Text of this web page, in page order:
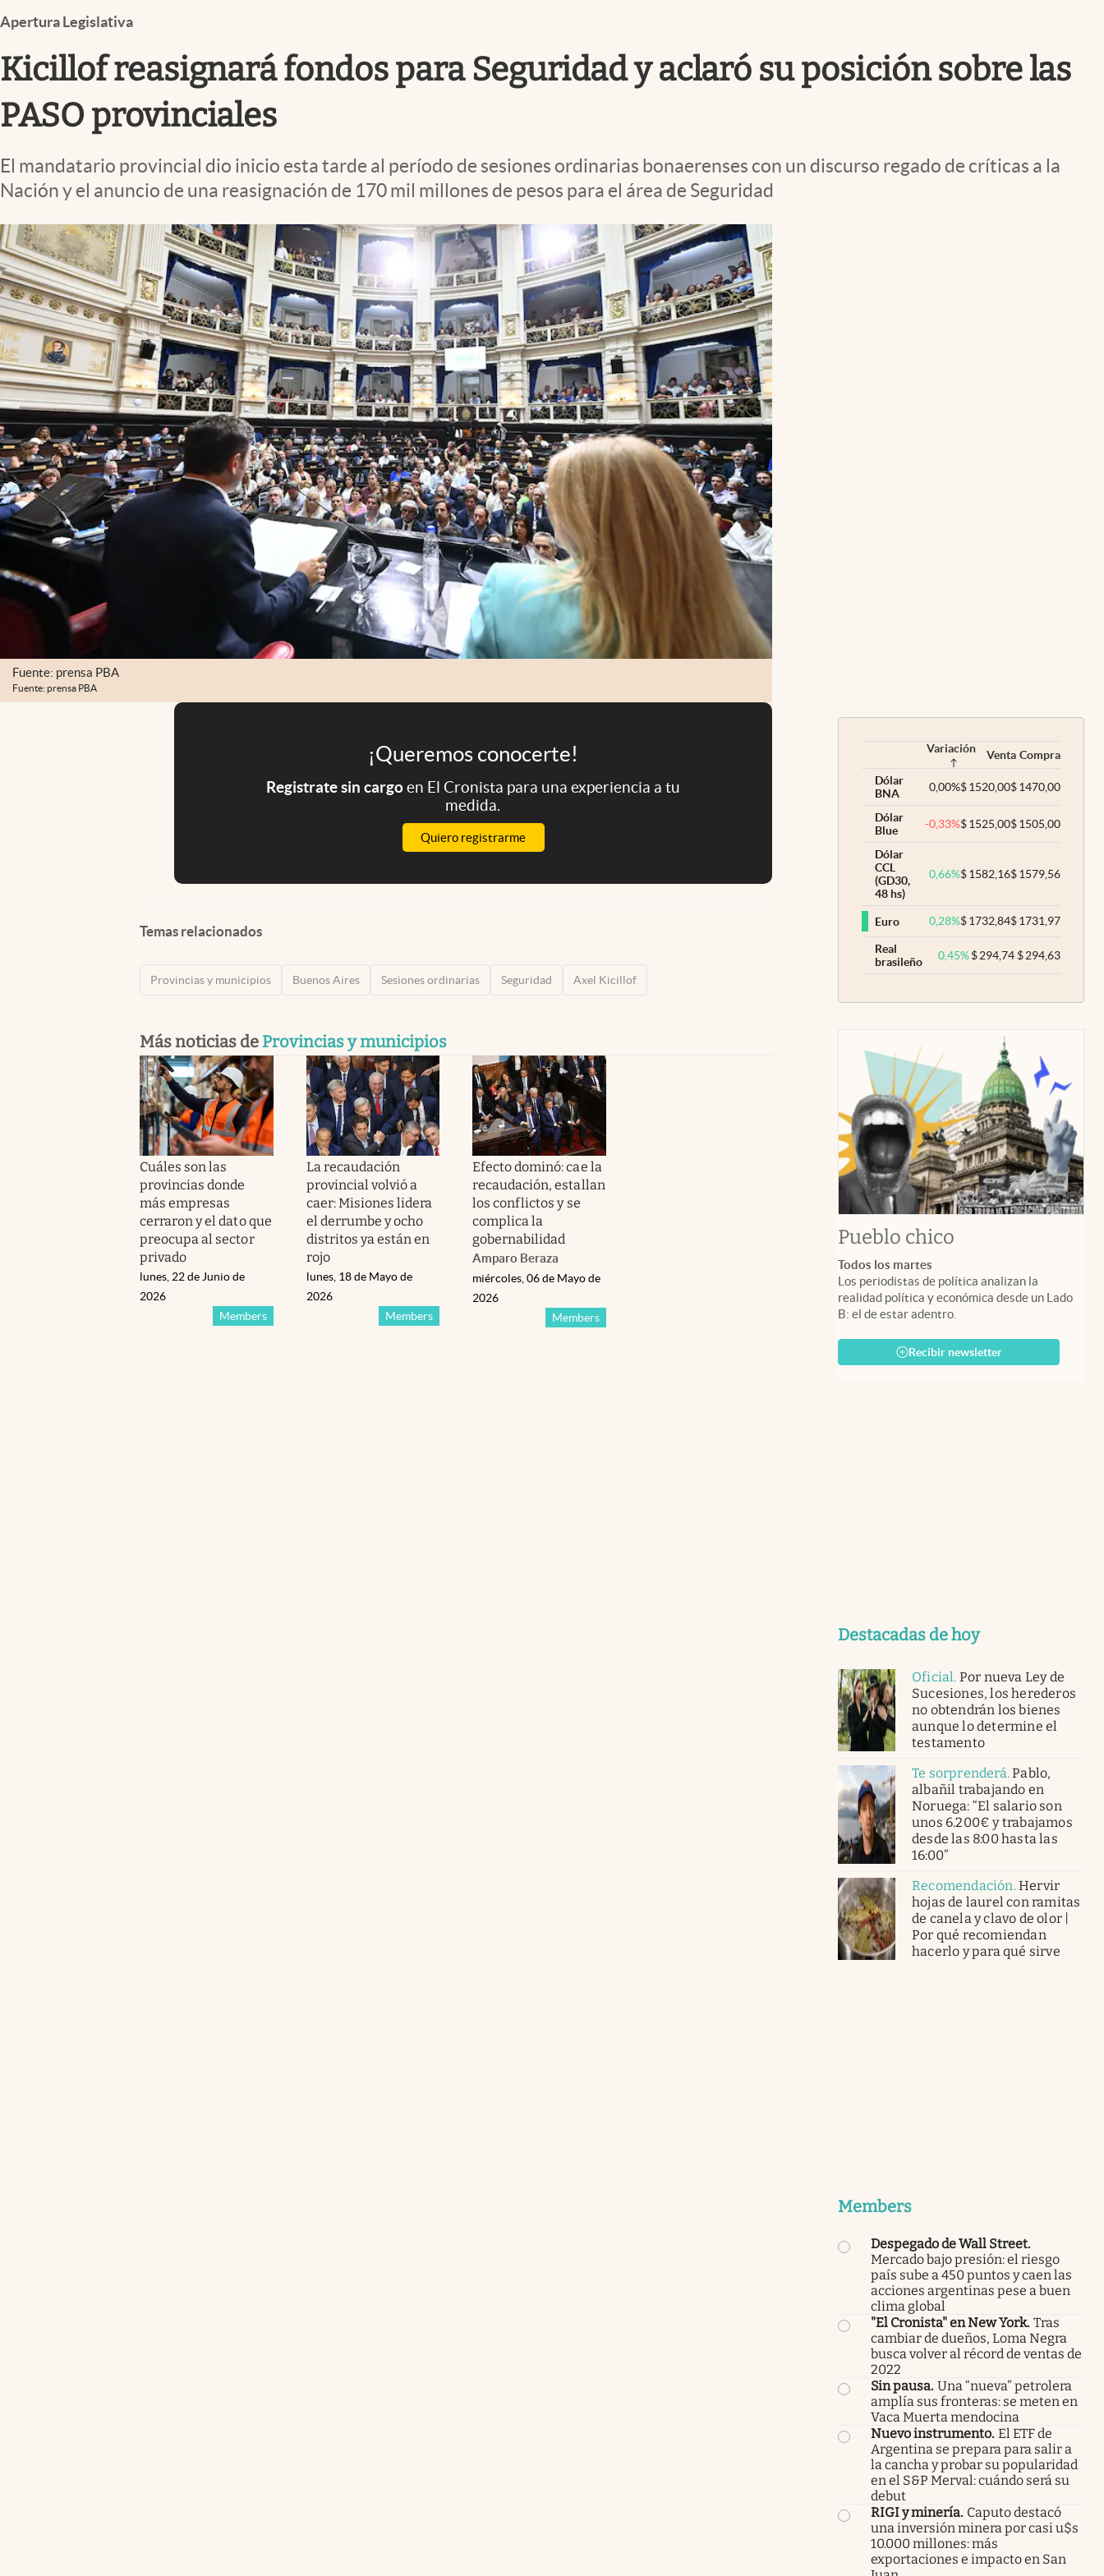
Clima
Mundial 2026
Eventos Corporativos
El Cronista Studio
Mediakit
abre en nueva pestaña
Apertura Legislativa
Kicillof reasignará fondos para Seguridad y aclaró su posición sobre las
PASO provinciales
El mandatario provincial dio inicio esta tarde al período de sesiones ordinarias bonaerenses con un discurso regado de críticas a la
Nación y el anuncio de una reasignación de 170 mil millones de pesos para el área de Seguridad
Fuente: prensa PBA
Fuente: prensa PBA
¡Queremos conocerte!
Registrate sin cargoen El Cronista para una experiencia a tu
medida.
Quiero registrarme
Temas relacionados
Provincias y municipios Buenos Aires Sesiones ordinarias Seguridad Axel Kicillof
Más noticias de Provincias y municipios
Cuáles son las
provincias donde
más empresas
cerraron y el dato que
preocupa al sector
privado
Members
lunes, 22 de Junio de
2026
La recaudación
provincial volvió a
caer: Misiones lidera
el derrumbe y ocho
distritos ya están en
rojo
Members
lunes, 18 de Mayo de
2026
Efecto dominó: cae la
recaudación, estallan
los conflictos y se
complica la
gobernabilidad
Amparo Beraza
Members
miércoles, 06 de Mayo de
2026
Variación Venta Compra
Dólar
BNA
0,00%$1520,00$1470,00
Dólar
Blue
-0,33%$1525,00$1505,00
Dólar
CCL
(GD30,
48 hs)
0,66%$1582,16$1579,56
Euro 0,28%$1732,84$1731,97
Real
brasileño
0,45% $294,74 $294,63
Pueblo chico
Todos los martes
Los periodistas de política analizan la
realidad política y económica desde un Lado
B: el de estar adentro.
Recibir newsletter
Destacadas de hoy
Oficial. Por nueva Ley de
Sucesiones, los herederos
no obtendrán los bienes
aunque lo determine el
testamento
Te sorprenderá.Pablo,
albañil trabajando en
Noruega: “El salario son
unos 6.200€ y trabajamos
desde las 8:00 hasta las
16:00”
Recomendación.Hervir
hojas de laurel con ramitas
de canela y clavo de olor |
Por qué recomiendan
hacerlo y para qué sirve
Members
Despegado de Wall Street.
Mercado bajo presión: el riesgo
país sube a 450 puntos y caen las
acciones argentinas pese a buen
clima global
"El Cronista" en New York. Tras
cambiar de dueños, Loma Negra
busca volver al récord de ventas de
2022
Sin pausa. Una “nueva” petrolera
amplía sus fronteras: se meten en
Vaca Muerta mendocina
Nuevo instrumento. El ETF de
Argentina se prepara para salir a
la cancha y probar su popularidad
en el S&P Merval: cuándo será su
debut
RIGI y minería. Caputo destacó
una inversión minera por casi u$s
10.000 millones: más
exportaciones e impacto en San